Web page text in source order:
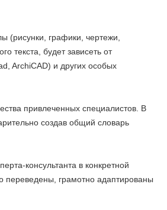
(рисунки, графики, чертежи,
текста, будет зависеть от
ArchiCAD) и других особых
привлеченных специалистов. В
создав общий словарь
консультанта в конкретной
переведены, грамотно адаптированы